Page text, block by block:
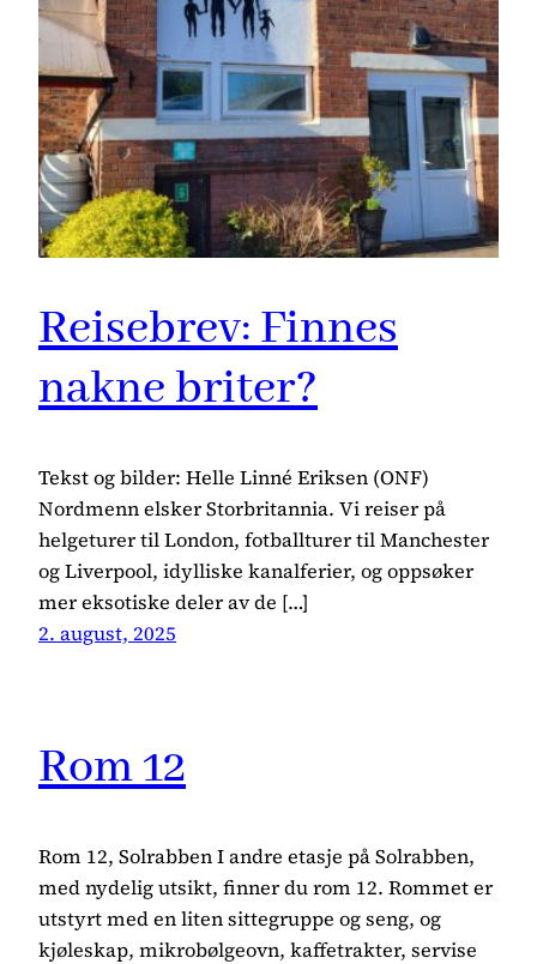
Reisebrev: Finnes
nakne briter?
Tekst og bilder: Helle Linné Eriksen (ONF)
Nordmenn elsker Storbritannia. Vi reiser på
helgeturer til London, fotballturer til Manchester
og Liverpool, idylliske kanalferier, og oppsøker
mer eksotiske deler av de […]
2. august, 2025
Rom 12
Rom 12, Solrabben I andre etasje på Solrabben,
med nydelig utsikt, finner du rom 12. Rommet er
utstyrt med en liten sittegruppe og seng, og
kjøleskap, mikrobølgeovn, kaffetrakter, servise